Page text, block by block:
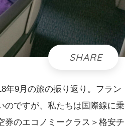
年9月の旅の振り返り。フラン
のですが、私たちは国際線に乗
券のエコノミークラス＞格安チ